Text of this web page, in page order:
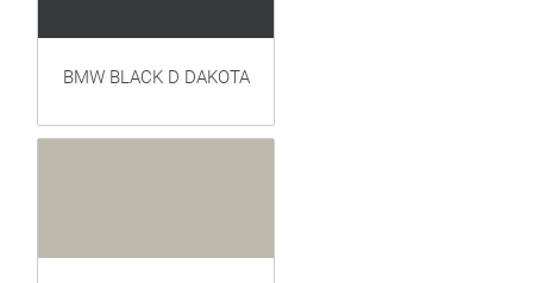
BMW BLACK D DAKOTA